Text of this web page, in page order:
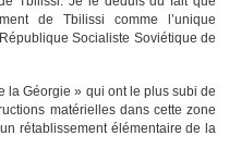
de Tbilissi comme l’unique
Socialiste Soviétique de
la Géorgie » qui ont le plus subi de
matérielles dans cette zone
rétablissement élémentaire de la